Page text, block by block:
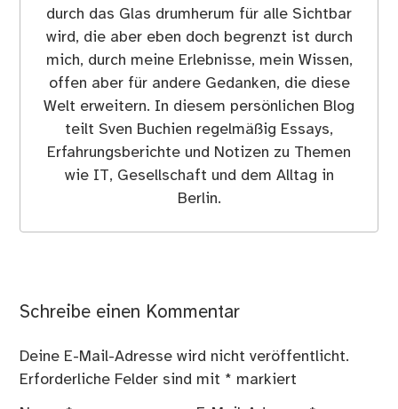
durch das Glas drumherum für alle Sichtbar
wird, die aber eben doch begrenzt ist durch
mich, durch meine Erlebnisse, mein Wissen,
offen aber für andere Gedanken, die diese
Welt erweitern. In diesem persönlichen Blog
teilt Sven Buchien regelmäßig Essays,
Erfahrungsberichte und Notizen zu Themen
wie IT, Gesellschaft und dem Alltag in
Berlin.
Schreibe einen Kommentar
Deine E-Mail-Adresse wird nicht veröffentlicht.
Erforderliche Felder sind mit * markiert